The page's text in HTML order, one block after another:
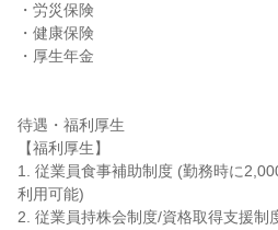
・労災保険
・健康保険
・厚生年金
待遇・福利厚生
【福利厚生】
1. 従業員食事補助制度 (勤務時に
利用可能)
2. 従業員持株会制度/資格取得支援制